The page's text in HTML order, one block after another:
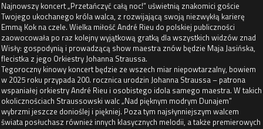
Najnowszy koncert „Przetańczyć całą noc!” uświetnią znakomici goście
Twojego ukochanego króla walca, z rozwijającą swoją niezwykłą karierę
Emmą Kok na czele. Wielka miłość André Rieu do polskiej publiczności
zaowocowała po raz kolejny wyjątkową gratką dla wszystkich widzów znad
Wisły: gospodynią i prowadzącą show maestra znów będzie Maja Jasińska,
flecistka z jego Orkiestry Johanna Straussa.
Tegoroczny kinowy koncert będzie ze wszech miar niepowtarzalny, bowiem
w 2025 roku przypada 200. rocznica urodzin Johanna Straussa – patrona
wspaniałej orkiestry André Rieu i osobistego idola samego maestra. W takich
okolicznościach Straussowski walc „Nad pięknym modrym Dunajem”
wybrzmi jeszcze donioślej i piękniej. Poza tym najsłynniejszym walcem
świata posłuchasz również innych klasycznych melodii, a także premierowych